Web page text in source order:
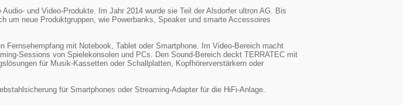
und Video-Produkte. Im Jahr 2014 wurde sie Teil der Alsdorfer ultron AG. Bis
um neue Produktgruppen, wie Powerbanks, Speaker und smarte Accessoires
mit Notebook, Tablet oder Smartphone. Im Video-Bereich macht
Sessions von Spielekonsolen und PCs. Den Sound-Bereich deckt TERRATEC mit
für Musik-Kassetten oder Schallplatten, Kopfhörerverstärkern oder
für Smartphones oder Streaming-Adapter für die HiFi-Anlage.